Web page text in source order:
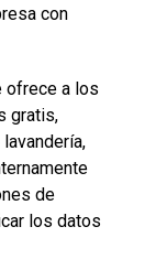
con
ofrece a los
gratis,
de
los datos